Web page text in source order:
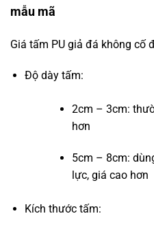
mẫu mã
Giá tấm PU giả đá không cố
Độ dày tấm:
2cm – 3cm:
hơn
5cm – 8cm:
lực, giá cao hơn
Kích thước tấm: